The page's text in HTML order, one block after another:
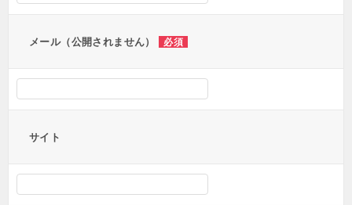
メール（公開されません） 必須
サイト